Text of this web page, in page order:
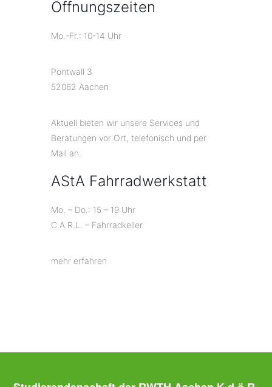
Öffnungszeiten
Mo.-Fr.: 10-14 Uhr
Pontwall 3
52062 Aachen
Aktuell bieten wir unsere Services und
Beratungen vor Ort, telefonisch und per
Mail an.
AStA Fahrradwerkstatt
Mo. – Do.: 15 – 19 Uhr
C.A.R.L. – Fahrradkeller
mehr erfahren